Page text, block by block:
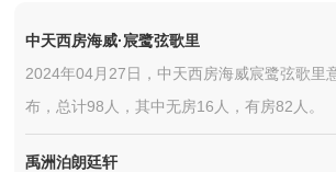
中天西房海威·宸鹭弦歌里
2024年04月27日，中天西房海威宸鹭弦歌里
布，总计98人，其中无房16人，有房82人。
禹洲泊朗廷轩